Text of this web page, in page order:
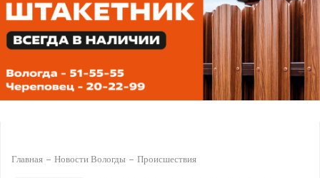
Главная Новости Вологды Происшествия